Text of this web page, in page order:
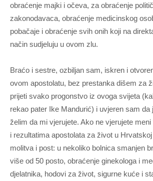
obraćenje majki i očeva, za obraćenje
zakonodavaca, obraćenje medicinskog
pobačaje i obraćenje svih onih koji na
način sudjeluju u ovom zlu.
Braćo i sestre, ozbiljan sam, iskren i
ovom apostolatu, bez prestanka dišem za
prijeti svako progonstvo iz ovoga svijeta
rekao pater Ike Mandurić) i uvjeren sam da
želim da mi vjerujete. Ako ne vjerujete
i rezultatima apostolata za život u
molitva i post: u nekoliko bolnica smanjen
više od 50 posto, obraćenje ginekologa i
djelatnika, hodovi za život, sigurne kuće i